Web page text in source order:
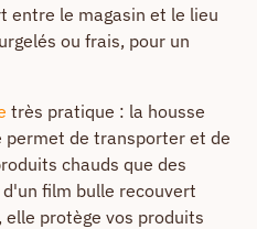
entre le magasin et le lieu
ou frais, pour un
très pratique : la housse
de transporter et de
chauds que des
film bulle recouvert
protège vos produits